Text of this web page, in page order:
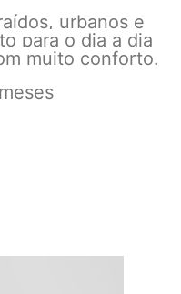
urbanos e
para o dia a dia
muito conforto.